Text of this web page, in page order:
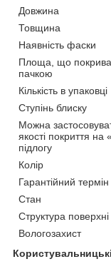
Довжина
Товщина
Наявність фаски
Площа, що
пачкою
Кількість в упаковці
Ступінь блиску
Можна
якості покриття на
підлогу
Колір
Гарантійний термін
Стан
Структура поверхні
Вологозахист